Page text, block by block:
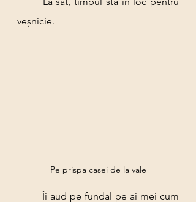
veșnicie.
Pe prispa casei de la vale